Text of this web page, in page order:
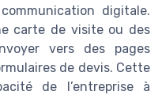
digitale.
carte de visite ou des
vers des pages
de devis. Cette
de l’entreprise à